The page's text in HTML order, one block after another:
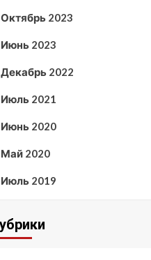
Октябрь 2023
Июнь 2023
Декабрь 2022
Июль 2021
Июнь 2020
Май 2020
Июль 2019